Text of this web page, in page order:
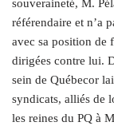
souveraineté, M.
référendaire et n’a
avec sa position de
dirigées contre lui.
sein de Québecor
syndicats, alliés de
les reines du PQ à